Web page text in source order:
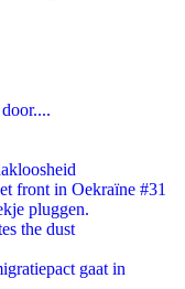
front in Oekraïne #31
pluggen.
the dust
gaat in